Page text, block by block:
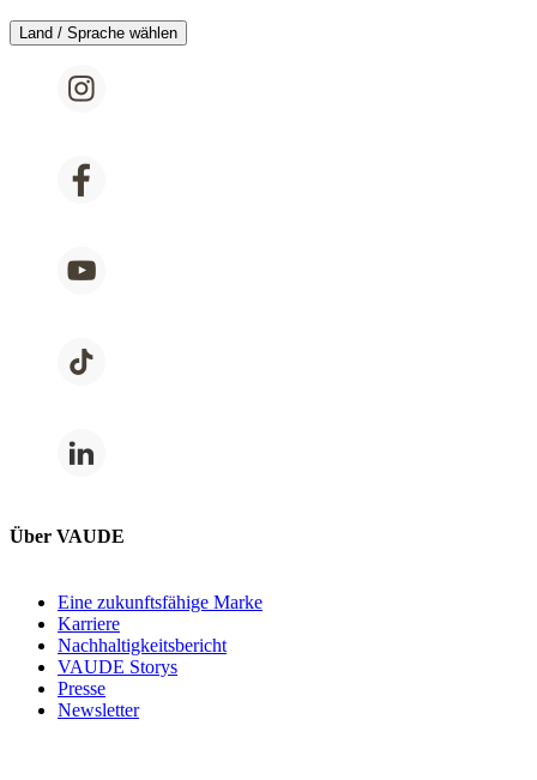
Land / Sprache wählen
Über VAUDE
Eine zukunftsfähige Marke
Karriere
Nachhaltigkeitsbericht
VAUDE Storys
Presse
Newsletter